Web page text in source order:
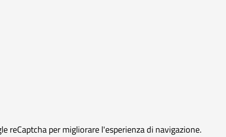
reCaptcha per migliorare l'esperienza di navigazione.